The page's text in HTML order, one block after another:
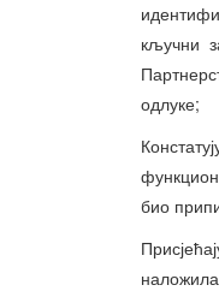
кључни
био